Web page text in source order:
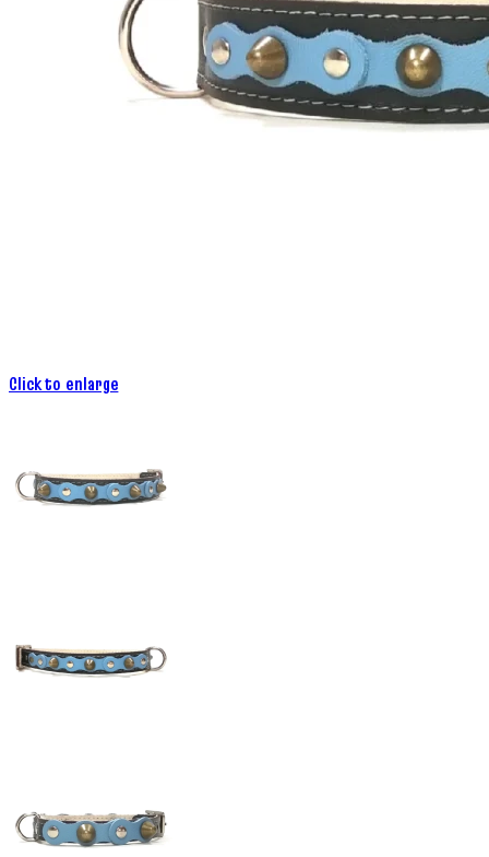
Click to enlarge